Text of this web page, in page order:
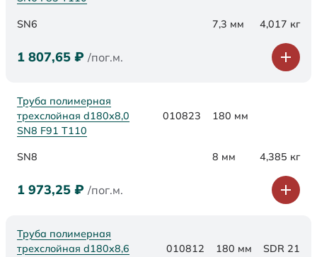
SN6 7,3 мм 4,017 кг
1 807,65 ₽ /пог.м.
Труба полимерная
трехслойная d180х8,0
SN8 F91 Т110
010823 180 мм
SN8 8 мм 4,385 кг
1 973,25 ₽ /пог.м.
Труба полимерная
трехслойная d180x8,6
010812 180 мм SDR 21